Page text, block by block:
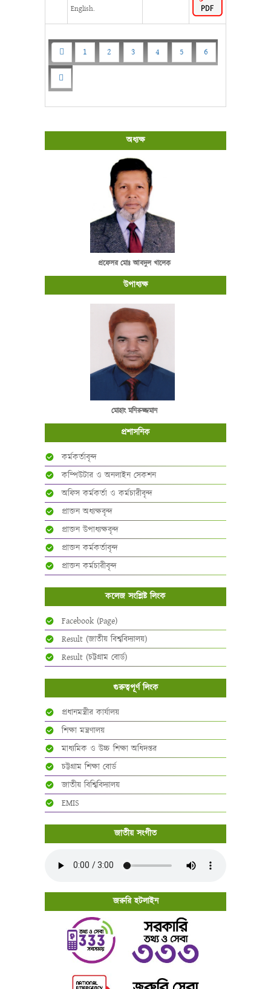
English.
1 2 3 4 5 6
অধ্যক্ষ
প্রফেসর মোঃ আবদুল খালেক
উপাধ্যক্ষ
মোহাং মনিরুজ্জমান
প্রশাসনিক
কর্মকর্তাবৃন্দ
কম্পিউটার ও অনলাইন সেকশন
অফিস কর্মকর্তা ও কর্মচারীবৃন্দ
প্রাক্তন অধ্যক্ষবৃন্দ
প্রাক্তন উপাধ্যক্ষবৃন্দ
প্রাক্তন কর্মকর্তাবৃন্দ
প্রাক্তন কর্মচারীবৃন্দ
কলেজ সংশ্লিষ্ট লিংক
Facebook (Page)
Result (জাতীয় বিশ্ববিদ্যালয়)
Result (চট্টগ্রাম বোর্ড)
গুরুত্বপূর্ণ লিংক
প্রধানমন্ত্রীর কার্যালয়
শিক্ষা মন্ত্রণালয়
মাধ্যমিক ও উচ্চ শিক্ষা অধিদপ্তর
চট্টগ্রাম শিক্ষা বোর্ড
জাতীয় বিশ্বিবিদ্যালয়
EMIS
জাতীয় সংগীত
জরুরি হটলাইন